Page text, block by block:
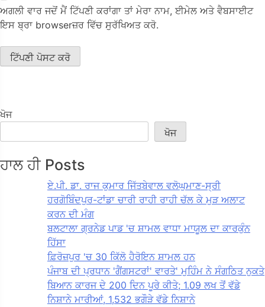
ਅਗਲੀ ਵਾਰ ਜਦੋਂ ਮੈਂ ਟਿੱਪਣੀ ਕਰਾਂਗਾ ਤਾਂ ਮੇਰਾ ਨਾਮ, ਈਮੇਲ ਅਤੇ ਵੈਬਸਾਈਟ
ਇਸ ਬ੍ਰਾ browserਜ਼ਰ ਵਿੱਚ ਸੁਰੱਖਿਅਤ ਕਰੋ.
ਖੋਜ
ਖੋਜ
ਹਾਲ ਹੀ Posts
ਏ.ਪੀ. ਡਾ. ਰਾਜ ਕੁਮਾਰ ਜਿੱਤਬੇਵਾਲ ਵਲੋਘੁਮਾਣ-ਸ੍ਰੀ
ਹਰਗੋਬਿੰਦਪੁਰ-ਟਾਂਡਾ ਚਾਰੀ ਰਾਹੀ ਰਾਹੀ ਚੱਲ ਕੇ ਮੁੜ ਅਲਾਟ
ਕਰਨ ਦੀ ਮੰਗ
ਬਲਟਾਲਾ ਗ੍ਰਨੇਡ ਪਾਡ 'ਚ ਸ਼ਾਮਲ ਵਾਧਾ ਮਾਯੂਲ ਦਾ ਕਾਰਕੁੰਨ
ਹਿੱਸਾ
ਫ਼ਿਰੋਜ਼ਪੁਰ 'ਚ 30 ਕਿੱਲੋ ਹੈਰੋਇਨ ਸ਼ਾਮਲ ਹਨ
ਪੰਜਾਬ ਦੀ ਪ੍ਰਧਾਨ 'ਗੈਂਗਸਟਰਾਂ' ਵਾਰਤੇ' ਮੁਹਿੰਮ ਨੇ ਸੰਗਠਿਤ ਨੁਕਤੇ
ਬਿਆਨ ਕਾਰਜ ਦੇ 200 ਦਿਨ ਪੂਰੇ ਕੀਤੇ; 1.09 ਲਖ ਤੋਂ ਵੱਡੇ
ਨਿਸ਼ਾਨੇ ਮਾਰੀਆਂ, 1,532 ਭਗੌੜੇ ਵੱਡੇ ਨਿਸ਼ਾਨੇ